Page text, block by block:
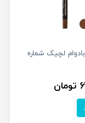
بادوام لچیک شماره